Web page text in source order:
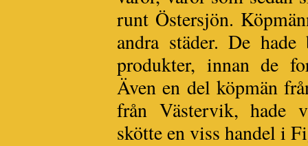
runt Östersjön.
andra städer. De
produkter, innan de
Även en del köpmän
från Västervik, hade
skötte en viss handel i